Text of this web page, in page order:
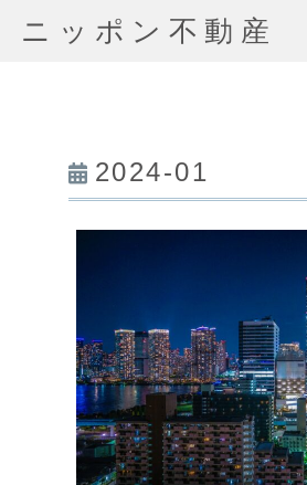
ニッポン不動産
2024-01